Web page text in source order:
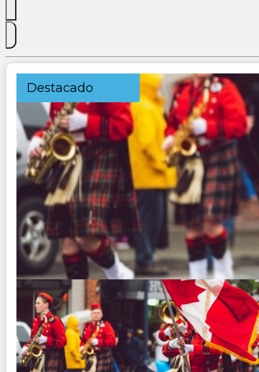
Destacado
CANADA ROCOSAS -
Duración: